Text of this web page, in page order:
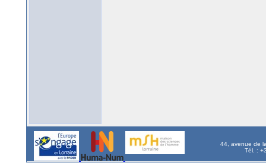
44, avenue de
Tél. :